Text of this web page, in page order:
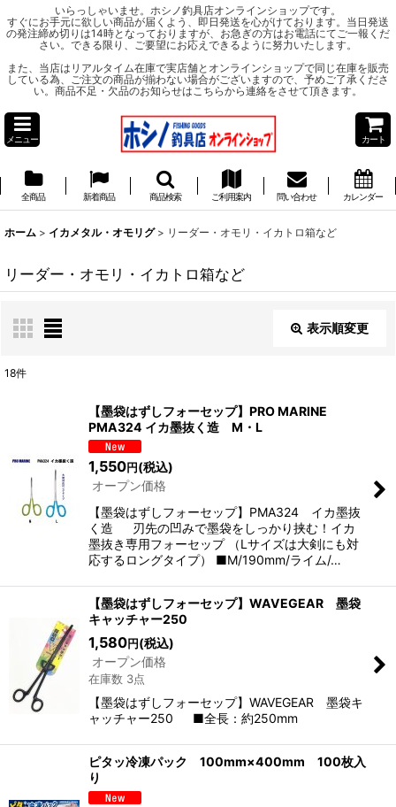
いらっしゃいませ。ホシノ釣具店オンラインショップです。
すぐにお手元に欲しい商品が届くよう、即日発送を心がけております。当日発送
の発注締め切りは14時となっておりますが、お急ぎの方はお電話にてご一報くだ
さい。できる限り、ご要望にお応えできるように努力いたします。
また、当店はリアルタイム在庫で実店舗とオンラインショップで同じ在庫を販売
している為、ご注文の商品が揃わない場合がございますので、予めご了承くださ
い。商品不足・欠品のお知らせはこちらから連絡をさせて頂きます。
メニュー カート
全商品 新着商品 商品検索 ご利用案内 問い合わせ カレンダー
ホーム > イカメタル・オモリグ > リーダー・オモリ・イカトロ箱など
リーダー・オモリ・イカトロ箱など
表示順変更
並び順:
絞り込む
18件
【墨袋はずしフォーセップ】PRO MARINE
PMA324 イカ墨抜く造 M・L
1,550円 (税込)
オープン価格
【墨袋はずしフォーセップ】PMA324 イカ墨抜
く造 刃先の凹みで墨袋をしっかり挟む！イカ
墨抜き専用フォーセップ （Lサイズは大剣にも対
応するロングタイプ） ■M/190mm/ライム/…
【墨袋はずしフォーセップ】WAVEGEAR 墨袋
キャッチャー250
1,580円 (税込)
オープン価格
在庫数 3点
【墨袋はずしフォーセップ】WAVEGEAR 墨袋キ
ャッチャー250 ■全長：約250mm
ピタッ冷凍パック 100mm×400mm 100枚入
り